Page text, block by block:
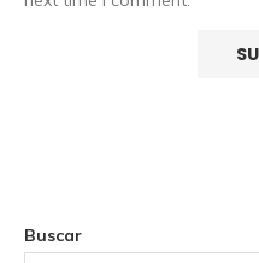
Buscar